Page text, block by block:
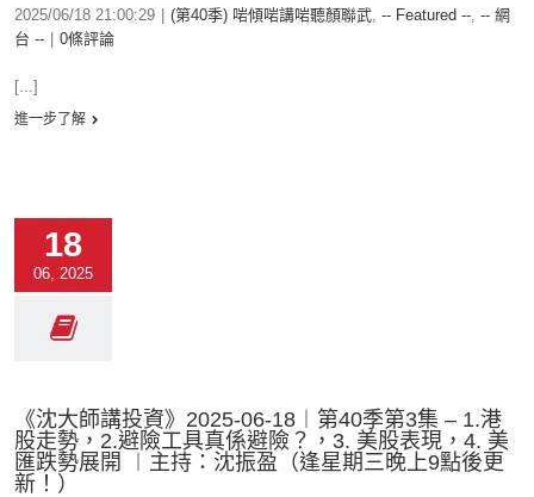
2025/06/18 21:00:29 (第40季) 啱傾啱講啱聽顏聯武, -- Featured --, -- 網
台 --
0條評論
[...]
進一步了解
18
06, 2025
《沈大師講投資》2025-06-18︱第40季第3集 – 1.港
股走勢，2.避險工具真係避險？，3. 美股表現，4. 美
匯跌勢展開 ︱主持：沈振盈（逢星期三晚上9點後更
新！）